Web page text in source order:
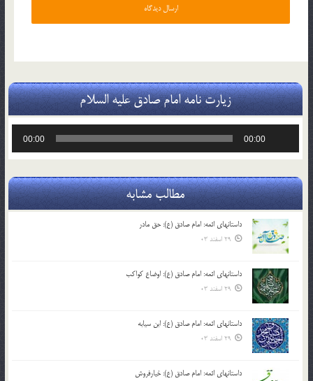
زیارت نامه امام صادق علیه السلام
00:00
00:00
مطالب مشابه
داستانهای ائمه: امام صادق (ع): حق مادر
29 اسفند 03
داستانهای ائمه: امام صادق (ع): اوضاع کواکب
29 اسفند 03
داستانهای ائمه: امام صادق (ع): ابن سیابه
29 اسفند 03
داستانهای ائمه: امام صادق (ع): خیارفروش